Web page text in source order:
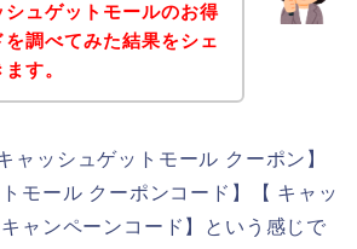
ュゲットモールのお得
調べてみた結果をシェ
す。
ャッシュゲットモール クーポン】
トモール クーポンコード】【 キャッ
ャンペーンコード】という感じで